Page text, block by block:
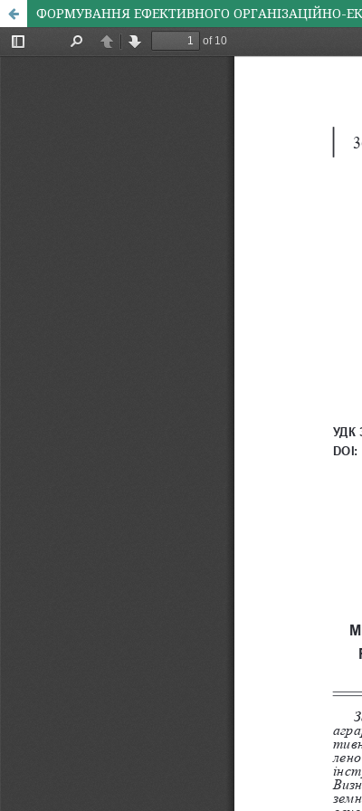
ФОРМУВАННЯ ЕФЕКТИВНОГО ОРГАНІЗАЦІЙНО-